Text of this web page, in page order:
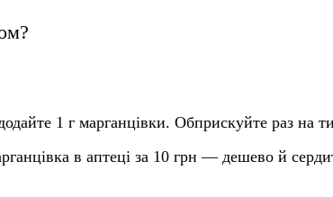
1 г марганцівки. Обприскуйте раз на
в аптеці за 10 грн — дешево й